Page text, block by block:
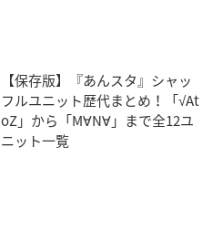
【保存版】『あんスタ』シャッ
フルユニット歴代まとめ！「√At
oZ」から「M∀N∀」まで全12ユ
ニット一覧